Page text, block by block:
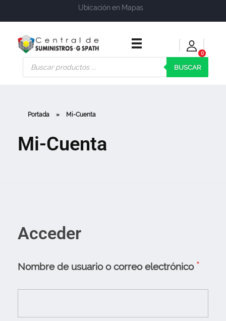
Ubicación en Mapas
Central de Suministros Gspath
Suministros y soluciones integrales para su empresa o negocio
0
BUSCAR
Portada » Mi-Cuenta
Mi-Cuenta
Acceder
Nombre de usuario o correo electrónico *